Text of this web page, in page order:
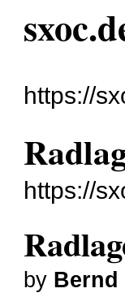
https://
https://
by Bernd